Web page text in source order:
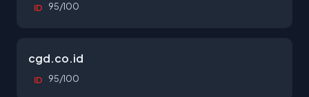
ID 95/100
cgd.co.id
ID 95/100